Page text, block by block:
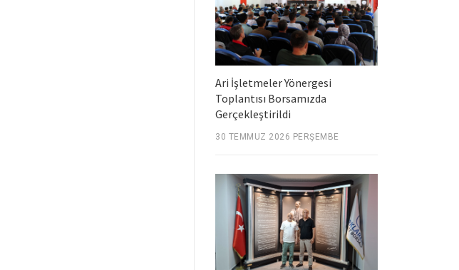
Ari İşletmeler Yönergesi
Toplantısı Borsamızda
Gerçekleştirildi
30 TEMMUZ 2026 PERŞEMBE